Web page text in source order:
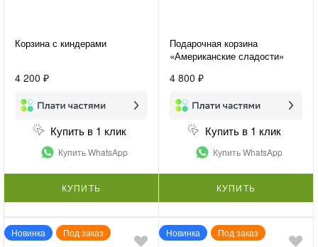
Корзина с киндерами
4 200 ₽
Купить в 1 клик
Купить WhatsApp
КУПИТЬ
Подарочная корзина
«Американские сладости»
4 800 ₽
Купить в 1 клик
Купить WhatsApp
КУПИТЬ
Новинка Под заказ Новинка Под заказ